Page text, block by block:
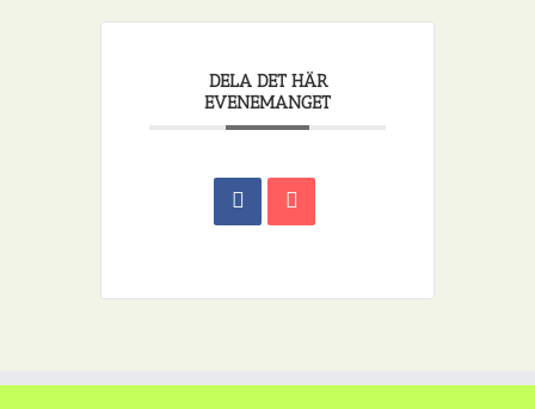
DELA DET HÄR
EVENEMANGET